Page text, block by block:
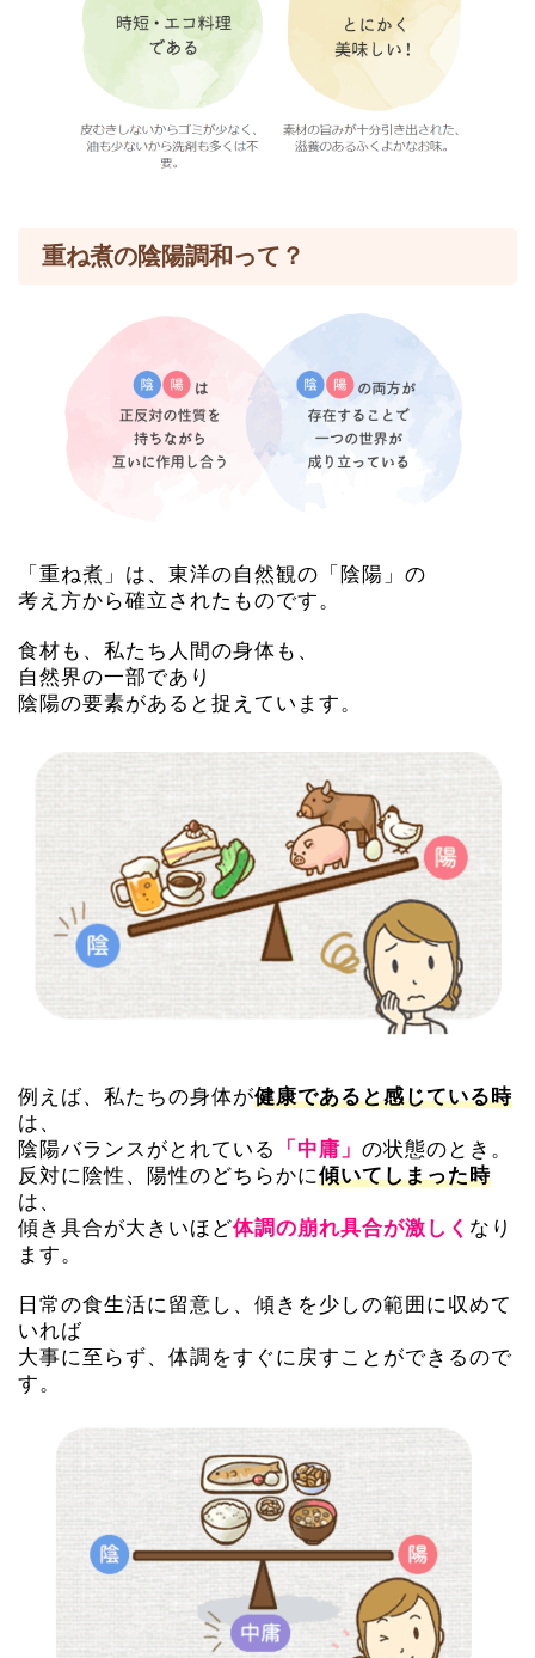
重ね煮の陰陽調和って？
「重ね煮」は、東洋の自然観の「陰陽」の
考え方から確立されたものです。
食材も、私たち人間の身体も、
自然界の一部であり
陰陽の要素があると捉えています。
例えば、私たちの身体が健康であると感じている時
は、
陰陽バランスがとれている
「中庸」 の状態のとき。
反対に陰性、陽性のどちらかに傾いてしまった時
は、
傾き具合が大きいほど体調の崩れ具合が激しく なり
ます。
日常の食生活に留意し、傾きを少しの範囲に収めて
いれば
大事に至らず、体調をすぐに戻すことができるので
す。